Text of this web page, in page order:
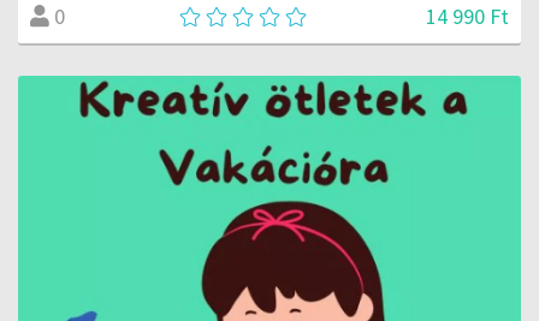
0 14 990 Ft